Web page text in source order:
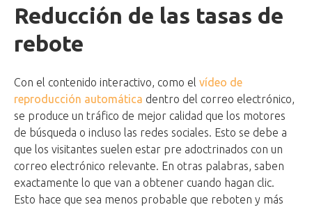
Reducción de las tasas de
rebote
Con el contenido interactivo, como el vídeo de
reproducción automática dentro del correo electrónico,
se produce un tráfico de mejor calidad que los motores
de búsqueda o incluso las redes sociales. Esto se debe a
que los visitantes suelen estar pre adoctrinados con un
correo electrónico relevante. En otras palabras, saben
exactamente lo que van a obtener cuando hagan clic.
Esto hace que sea menos probable que reboten y más